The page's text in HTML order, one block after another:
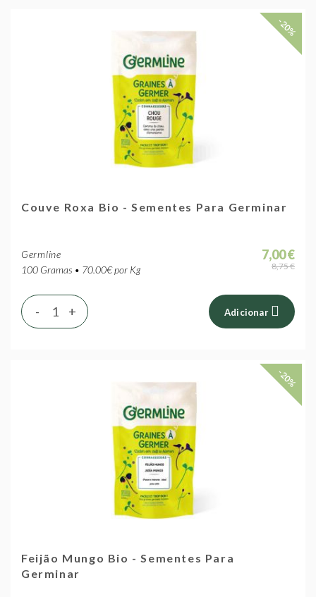
-20%
Couve Roxa Bio - Sementes Para Germinar
Germline
100 Gramas • 70.00€ por Kg
7,00 €
8,75 €
+
- Adicionar
-20%
Feijão Mungo Bio - Sementes Para
Germinar